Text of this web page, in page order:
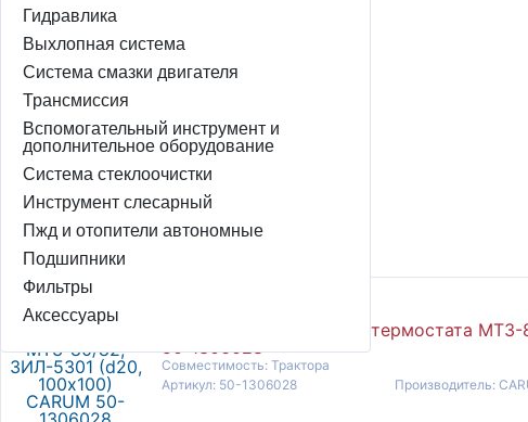
Гидравлика
Выхлопная система
Система смазки двигателя
Трансмиссия
Вспомогательный инструмент и
дополнительное оборудование
Система стеклоочистки
Инструмент слесарный
Пжд и отопители автономные
Подшипники
Фильтры
Аксессуары
Цена: 1 086 ₽
авторизуйтесь для заказа
playlist_add
Под заказ
Артикул
70-1303000
Производитель
Политехник
Совместимость
Трактора
Патрубок силиконовый термостата
50-1306028
Совместимость: Трактора
Артикул: 50-1306028
Производитель: